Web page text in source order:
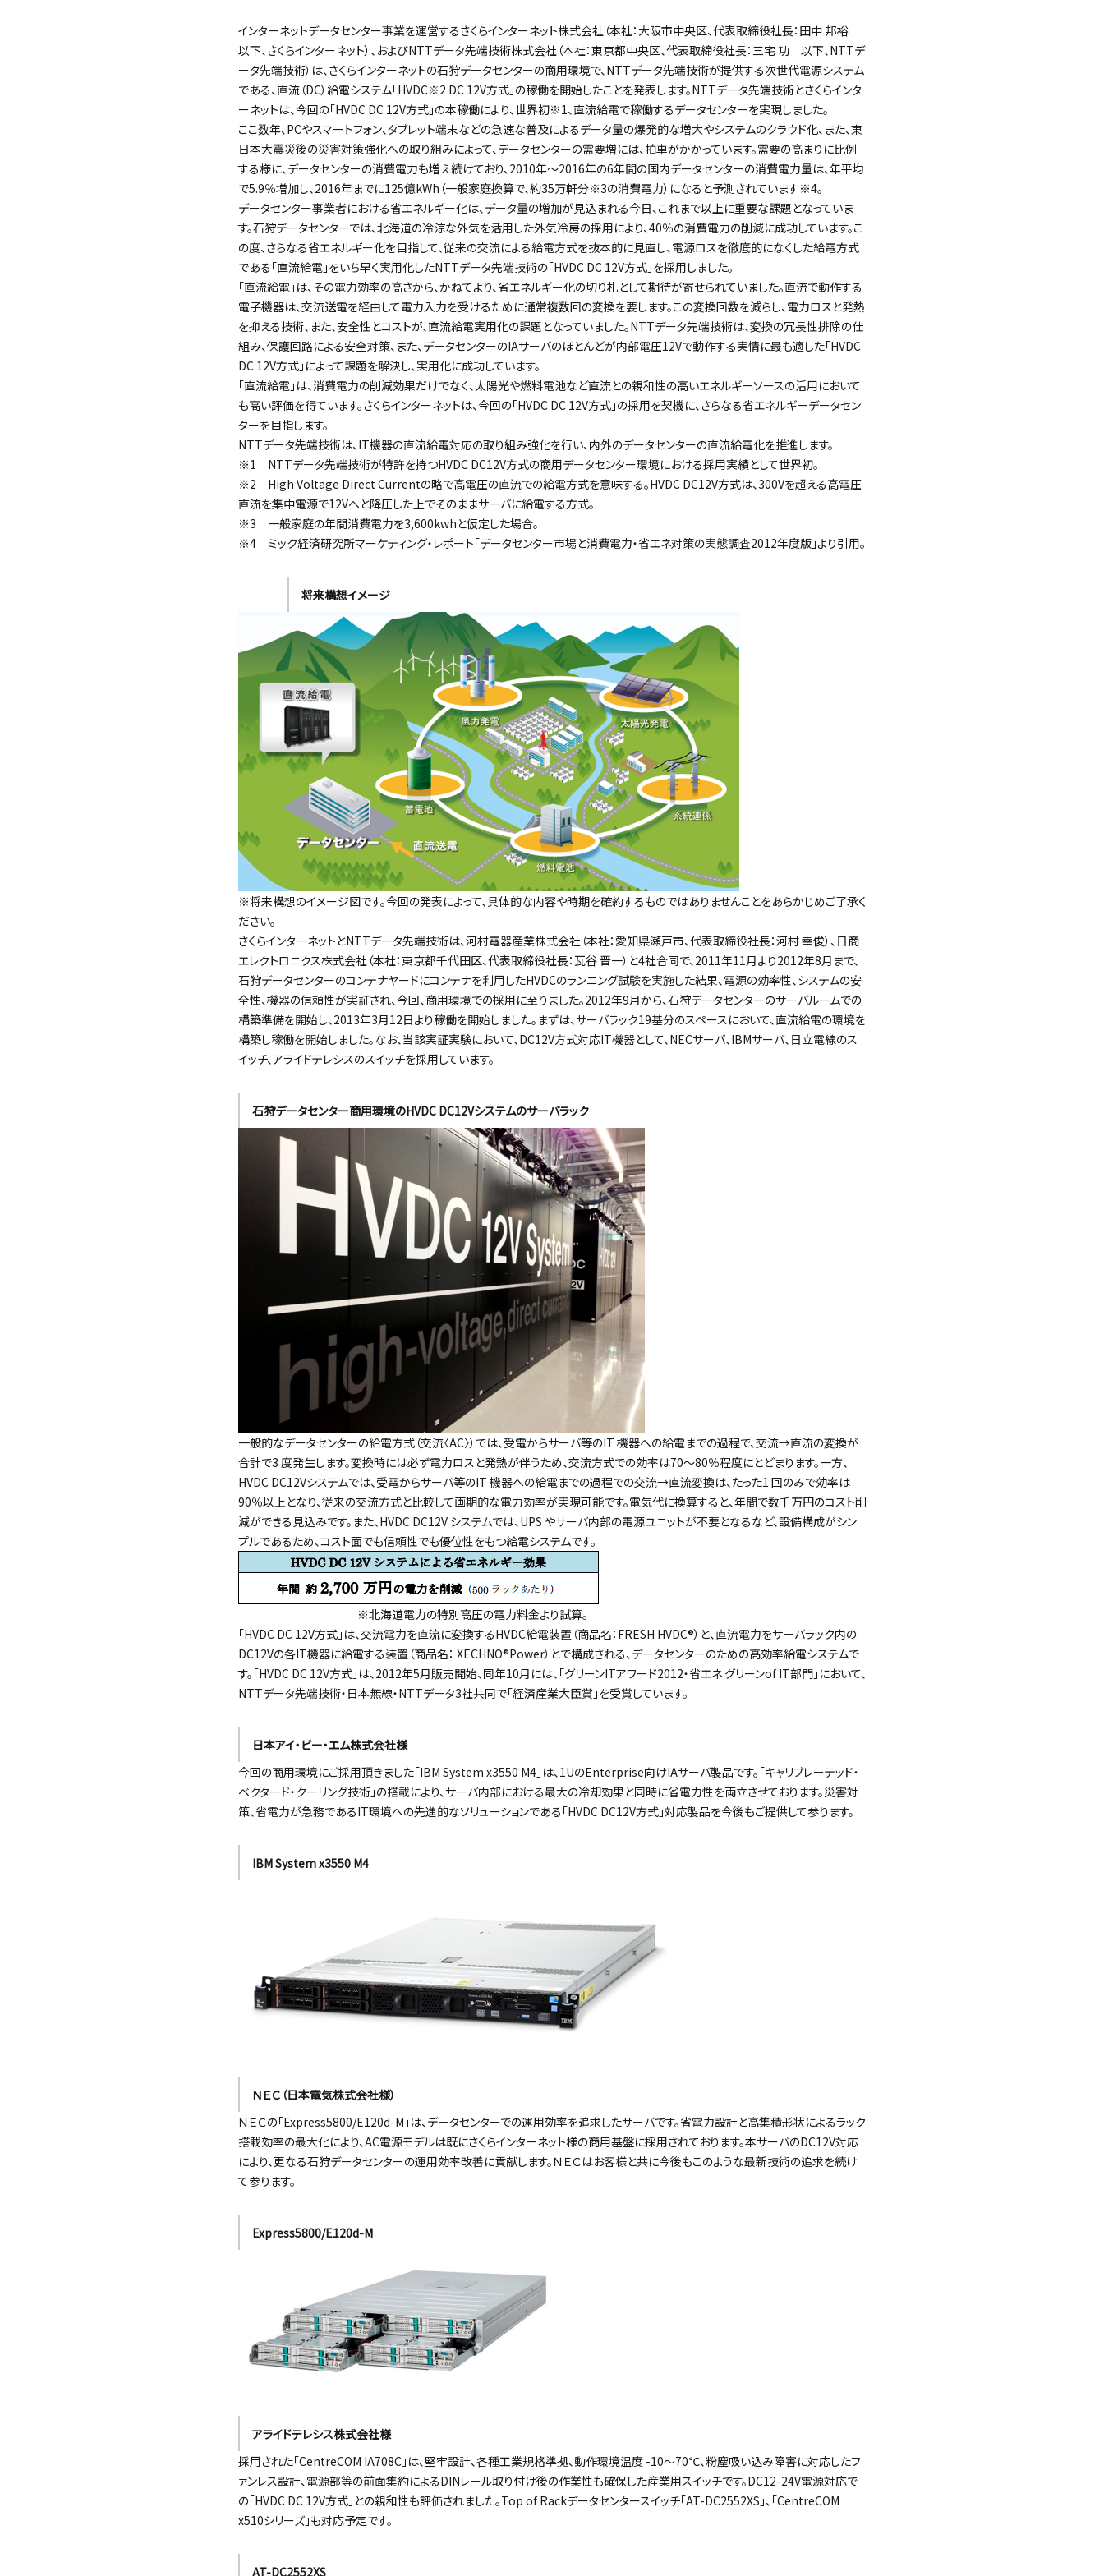
インターネットデータセンター事業を運営するさくらインターネット株式会社（本社：大阪市中央区、代表取締役社長：田中 邦裕
以下、さくらインターネット）、およびNTTデータ先端技術株式会社（本社：東京都中央区、代表取締役社長：三宅 功 以下、NTTデ
ータ先端技術）は、さくらインターネットの石狩データセンターの商用環境で、NTTデータ先端技術が提供する次世代電源システム
である、直流（DC）給電システム「HVDC※2 DC 12V方式」の稼働を開始したことを発表します。NTTデータ先端技術とさくらインタ
ーネットは、今回の「HVDC DC 12V方式」の本稼働により、世界初※1、直流給電で稼働するデータセンターを実現しました。
ここ数年、PCやスマートフォン、タブレット端末などの急速な普及によるデータ量の爆発的な増大やシステムのクラウド化、また、東
日本大震災後の災害対策強化への取り組みによって、データセンターの需要増には、拍車がかかっています。需要の高まりに比例
する様に、データセンターの消費電力も増え続けており、2010年～2016年の6年間の国内データセンターの消費電力量は、年平均
で5.9％増加し、2016年までに125億kWh（一般家庭換算で、約35万軒分※3の消費電力）になると予測されています※4。
データセンター事業者における省エネルギー化は、データ量の増加が見込まれる今日、これまで以上に重要な課題となっていま
す。石狩データセンターでは、北海道の冷涼な外気を活用した外気冷房の採用により、40％の消費電力の削減に成功しています。こ
の度、さらなる省エネルギー化を目指して、従来の交流による給電方式を抜本的に見直し、電源ロスを徹底的になくした給電方式
である「直流給電」をいち早く実用化したNTTデータ先端技術の「HVDC DC 12V方式」を採用しました。
「直流給電」は、その電力効率の高さから、かねてより、省エネルギー化の切り札として期待が寄せられていました。直流で動作する
電子機器は、交流送電を経由して電力入力を受けるために通常複数回の変換を要します。この変換回数を減らし、電力ロスと発熱
を抑える技術、また、安全性とコストが、直流給電実用化の課題となっていました。NTTデータ先端技術は、変換の冗長性排除の仕
組み、保護回路による安全対策、また、データセンターのIAサーバのほとんどが内部電圧12Vで動作する実情に最も適した「HVDC
DC 12V方式」によって課題を解決し、実用化に成功しています。
「直流給電」は、消費電力の削減効果だけでなく、太陽光や燃料電池など直流との親和性の高いエネルギーソースの活用において
も高い評価を得ています。さくらインターネットは、今回の「HVDC DC 12V方式」の採用を契機に、さらなる省エネルギーデータセン
ターを目指します。
NTTデータ先端技術は、IT機器の直流給電対応の取り組み強化を行い、内外のデータセンターの直流給電化を推進します。
※1 NTTデータ先端技術が特許を持つHVDC DC12V方式の商用データセンター環境における採用実績として世界初。
※2 High Voltage Direct Currentの略で高電圧の直流での給電方式を意味する。HVDC DC12V方式は、300Vを超える高電圧
直流を集中電源で12Vへと降圧した上でそのままサーバに給電する方式。
※3 一般家庭の年間消費電力を3,600kwhと仮定した場合。
※4 ミック経済研究所マーケティング・レポート「データセンター市場と消費電力・省エネ対策の実態調査2012年度版」より引用。
将来構想イメージ
※将来構想のイメージ図です。今回の発表によって、具体的な内容や時期を確約するものではありませんことをあらかじめご了承く
ださい。
さくらインターネットとNTTデータ先端技術は、河村電器産業株式会社（本社：愛知県瀬戸市、代表取締役社長：河村 幸俊）、日商
エレクトロニクス株式会社（本社：東京都千代田区、代表取締役社長：瓦谷 晋一）と4社合同で、2011年11月より2012年8月まで、
石狩データセンターのコンテナヤードにコンテナを利用したHVDCのランニング試験を実施した結果、電源の効率性、システムの安
全性、機器の信頼性が実証され、今回、商用環境での採用に至りました。2012年9月から、石狩データセンターのサーバルームでの
構築準備を開始し、2013年3月12日より稼働を開始しました。まずは、サーバラック19基分のスペースにおいて、直流給電の環境を
構築し稼働を開始しました。なお、当該実証実験において、DC12V方式対応IT機器として、NECサーバ、IBMサーバ、日立電線のス
イッチ、アライドテレシスのスイッチを採用しています。
石狩データセンター商用環境のHVDC DC12Vシステムのサーバラック
一般的なデータセンターの給電方式（交流〈AC〉）では、受電からサーバ等のIT 機器への給電までの過程で、交流→直流の変換が
合計で3 度発生します。変換時には必ず電力ロスと発熱が伴うため、交流方式での効率は70～80％程度にとどまります。一方、
HVDC DC12Vシステムでは、受電からサーバ等のIT 機器への給電までの過程での交流→直流変換は、たった1 回のみで効率は
90％以上となり、従来の交流方式と比較して画期的な電力効率が実現可能です。電気代に換算すると、年間で数千万円のコスト削
減ができる見込みです。また、HVDC DC12V システムでは、UPS やサーバ内部の電源ユニットが不要となるなど、設備構成がシン
プルであるため、コスト面でも信頼性でも優位性をもつ給電システムです。
※北海道電力の特別高圧の電力料金より試算。
「HVDC DC 12V方式」は、交流電力を直流に変換するHVDC給電装置（商品名：FRESH HVDC®）と、直流電力をサーバラック内の
DC12Vの各IT機器に給電する装置（商品名： XECHNO®Power）とで構成される、データセンターのための高効率給電システムで
す。「HVDC DC 12V方式」は、2012年5月販売開始、同年10月には、「グリーンITアワード2012・省エネ グリーンof IT部門」において、
NTTデータ先端技術・日本無線・NTTデータ3社共同で「経済産業大臣賞」を受賞しています。
日本アイ・ビー・エム株式会社様
今回の商用環境にご採用頂きました「IBM System x3550 M4」は、1UのEnterprise向けIAサーバ製品です。「キャリブレーテッド・
ベクタード・クーリング技術」の搭載により、サーバ内部における最大の冷却効果と同時に省電力性を両立させております。災害対
策、省電力が急務であるIT環境への先進的なソリューションである「HVDC DC12V方式」対応製品を今後もご提供して参ります。
IBM System x3550 M4
ＮＥＣ（日本電気株式会社様）
ＮＥＣの「Express5800/E120d-M」は、データセンターでの運用効率を追求したサーバです。省電力設計と高集積形状によるラック
搭載効率の最大化により、AC電源モデルは既にさくらインターネット様の商用基盤に採用されております。本サーバのDC12V対応
により、更なる石狩データセンターの運用効率改善に貢献します。ＮＥＣはお客様と共に今後もこのような最新技術の追求を続け
て参ります。
Express5800/E120d-M
アライドテレシス株式会社様
採用された｢CentreCOM IA708C｣は、堅牢設計、各種工業規格準拠、動作環境温度 -10～70℃、粉塵吸い込み障害に対応したフ
ァンレス設計、電源部等の前面集約によるDINレール取り付け後の作業性も確保した産業用スイッチです。DC12-24V電源対応で
の「HVDC DC 12V方式」との親和性も評価されました。Top of Rackデータセンタースイッチ「AT-DC2552XS」、「CentreCOM
x510シリーズ」も対応予定です。
AT-DC2552XS